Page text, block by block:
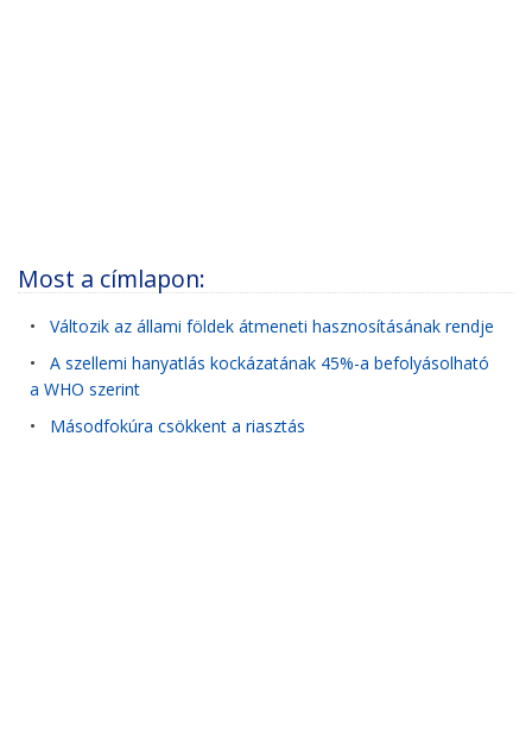
Most a címlapon:
• Változik az állami földek átmeneti hasznosításának rendje
• A szellemi hanyatlás kockázatának 45%-a befolyásolható
a WHO szerint
• Másodfokúra csökkent a riasztás